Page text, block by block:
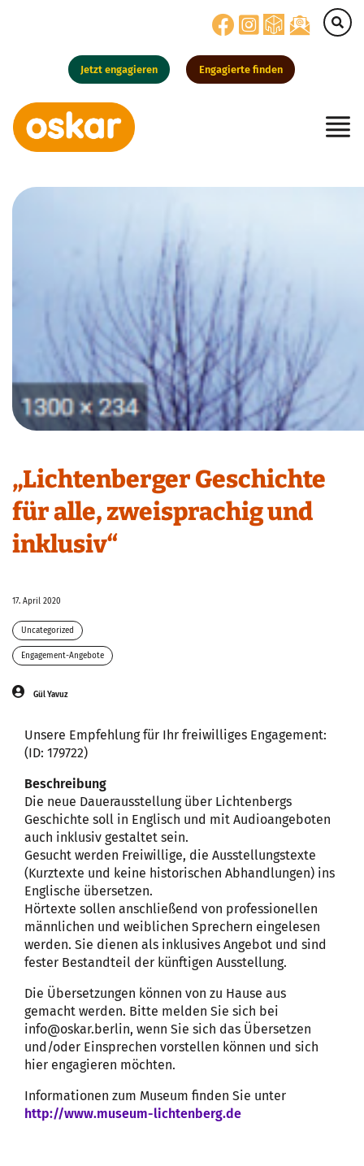
Jetzt engagieren Engagierte finden
Hauptnavigation
„Lichtenberger Geschichte
für alle, zweisprachig und
inklusiv“
17. April 2020
Uncategorized
Engagement-Angebote
Gül Yavuz
Unsere Empfehlung für Ihr freiwilliges Engagement:
(ID: 179722)
Beschreibung
Die neue Dauerausstellung über Lichtenbergs
Geschichte soll in Englisch und mit Audioangeboten
auch inklusiv gestaltet sein.
Gesucht werden Freiwillige, die Ausstellungstexte
(Kurztexte und keine historischen Abhandlungen) ins
Englische übersetzen.
Hörtexte sollen anschließend von professionellen
männlichen und weiblichen Sprechern eingelesen
werden. Sie dienen als inklusives Angebot und sind
fester Bestandteil der künftigen Ausstellung.
Die Übersetzungen können von zu Hause aus
gemacht werden. Bitte melden Sie sich bei
info@oskar.berlin, wenn Sie sich das Übersetzen
und/oder Einsprechen vorstellen können und sich
hier engagieren möchten.
Informationen zum Museum finden Sie unter
http://www.museum-lichtenberg.de